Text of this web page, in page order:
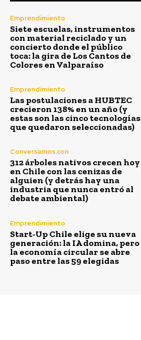
Emprendimiento
Siete escuelas, instrumentos
con material reciclado y un
concierto donde el público
toca: la gira de Los Cantos de
Colores en Valparaíso
Emprendimiento
Las postulaciones a HUBTEC
crecieron 138% en un año (y
estas son las cinco tecnologías
que quedaron seleccionadas)
Conversamos con
312 árboles nativos crecen hoy
en Chile con las cenizas de
alguien (y detrás hay una
industria que nunca entró al
debate ambiental)
Emprendimiento
Start-Up Chile elige su nueva
generación: la IA domina, pero
la economía circular se abre
paso entre las 59 elegidas